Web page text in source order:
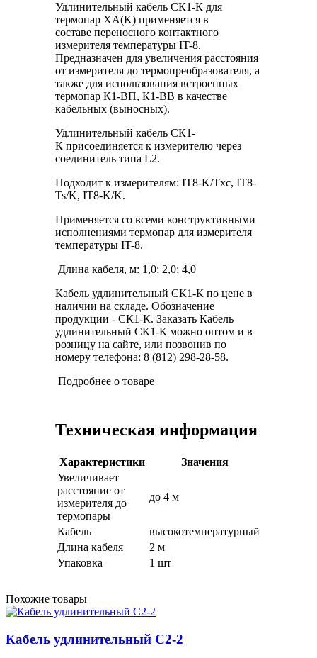
Удлинительный кабель СК1-К для
термопар ХА(K) применяется в
составе переносного контактного
измерителя температуры IT-8.
Предназначен для увеличения расстояния
от измерителя до термопреобразователя, а
также для использования встроенных
термопар К1-ВП, К1-ВВ в качестве
кабельных (выносных).
Удлинительный кабель СК1-
К присоединяется к измерителю через
соединитель типа L2.
Подходит к измерителям: IT8-K/Tхc, IT8-
Ts/K, IT8-K/K.
Применяется со всеми конструктивными
исполнениями термопар для измерителя
температуры IT-8.
Длина кабеля, м: 1,0; 2,0; 4,0
Кабель удлинительный СК1-К по цене в
наличии на складе. Обозначение
продукции - СК1-К. Заказать Кабель
удлинительный СК1-К можно оптом и в
розницу на сайте, или позвонив по
номеру телефона: 8 (812) 298-28-58.
Подробнее о товаре
Техническая информация
Характеристики
Значения
Увеличивает
расстояние от
измерителя до
термопары
до 4 м
Кабель
высокотемпературный
Длина кабеля
2 м
Упаковка
1 шт
Похожие товары
Кабель удлинительный С2-2